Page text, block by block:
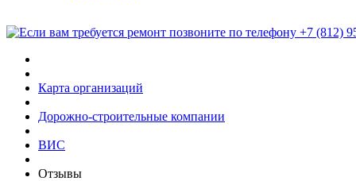
Карта организаций
Дорожно-строительные компании
ВИС
Отзывы